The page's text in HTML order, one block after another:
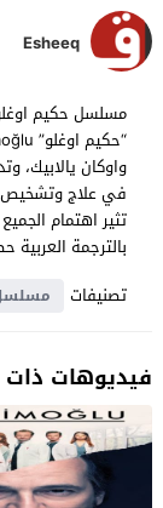
Esheeq
واوكان
في علاج وتشخيص
بالترجمة
تصنيفات
فيديوهات